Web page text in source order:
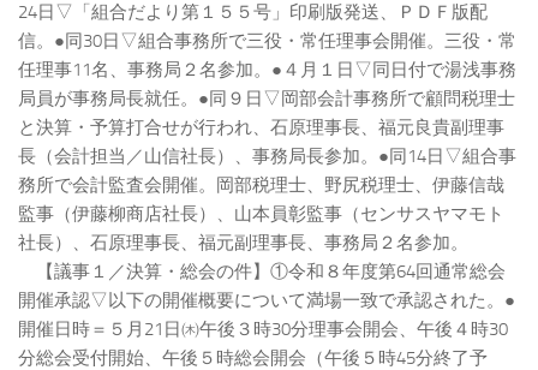
24日▽「組合だより第１５５号」印刷版発送、ＰＤＦ版配
信。●同30日▽組合事務所で三役・常任理事会開催。三役・常
任理事11名、事務局２名参加。●４月１日▽同日付で湯浅事務
局員が事務局長就任。●同９日▽岡部会計事務所で顧問税理士
と決算・予算打合せが行われ、石原理事長、福元良貴副理事
長（会計担当／山信社長）、事務局長参加。●同14日▽組合事
務所で会計監査会開催。岡部税理士、野尻税理士、伊藤信哉
監事（伊藤柳商店社長）、山本員彰監事（センサスヤマモト
社長）、石原理事長、福元副理事長、事務局２名参加。
【議事１／決算・総会の件】①令和８年度第64回通常総会
開催承認▽以下の開催概要について満場一致で承認された。●
開催日時＝５月21日㈭午後３時30分理事会開会、午後４時30
分総会受付開始、午後５時総会開会（午後５時45分終了予